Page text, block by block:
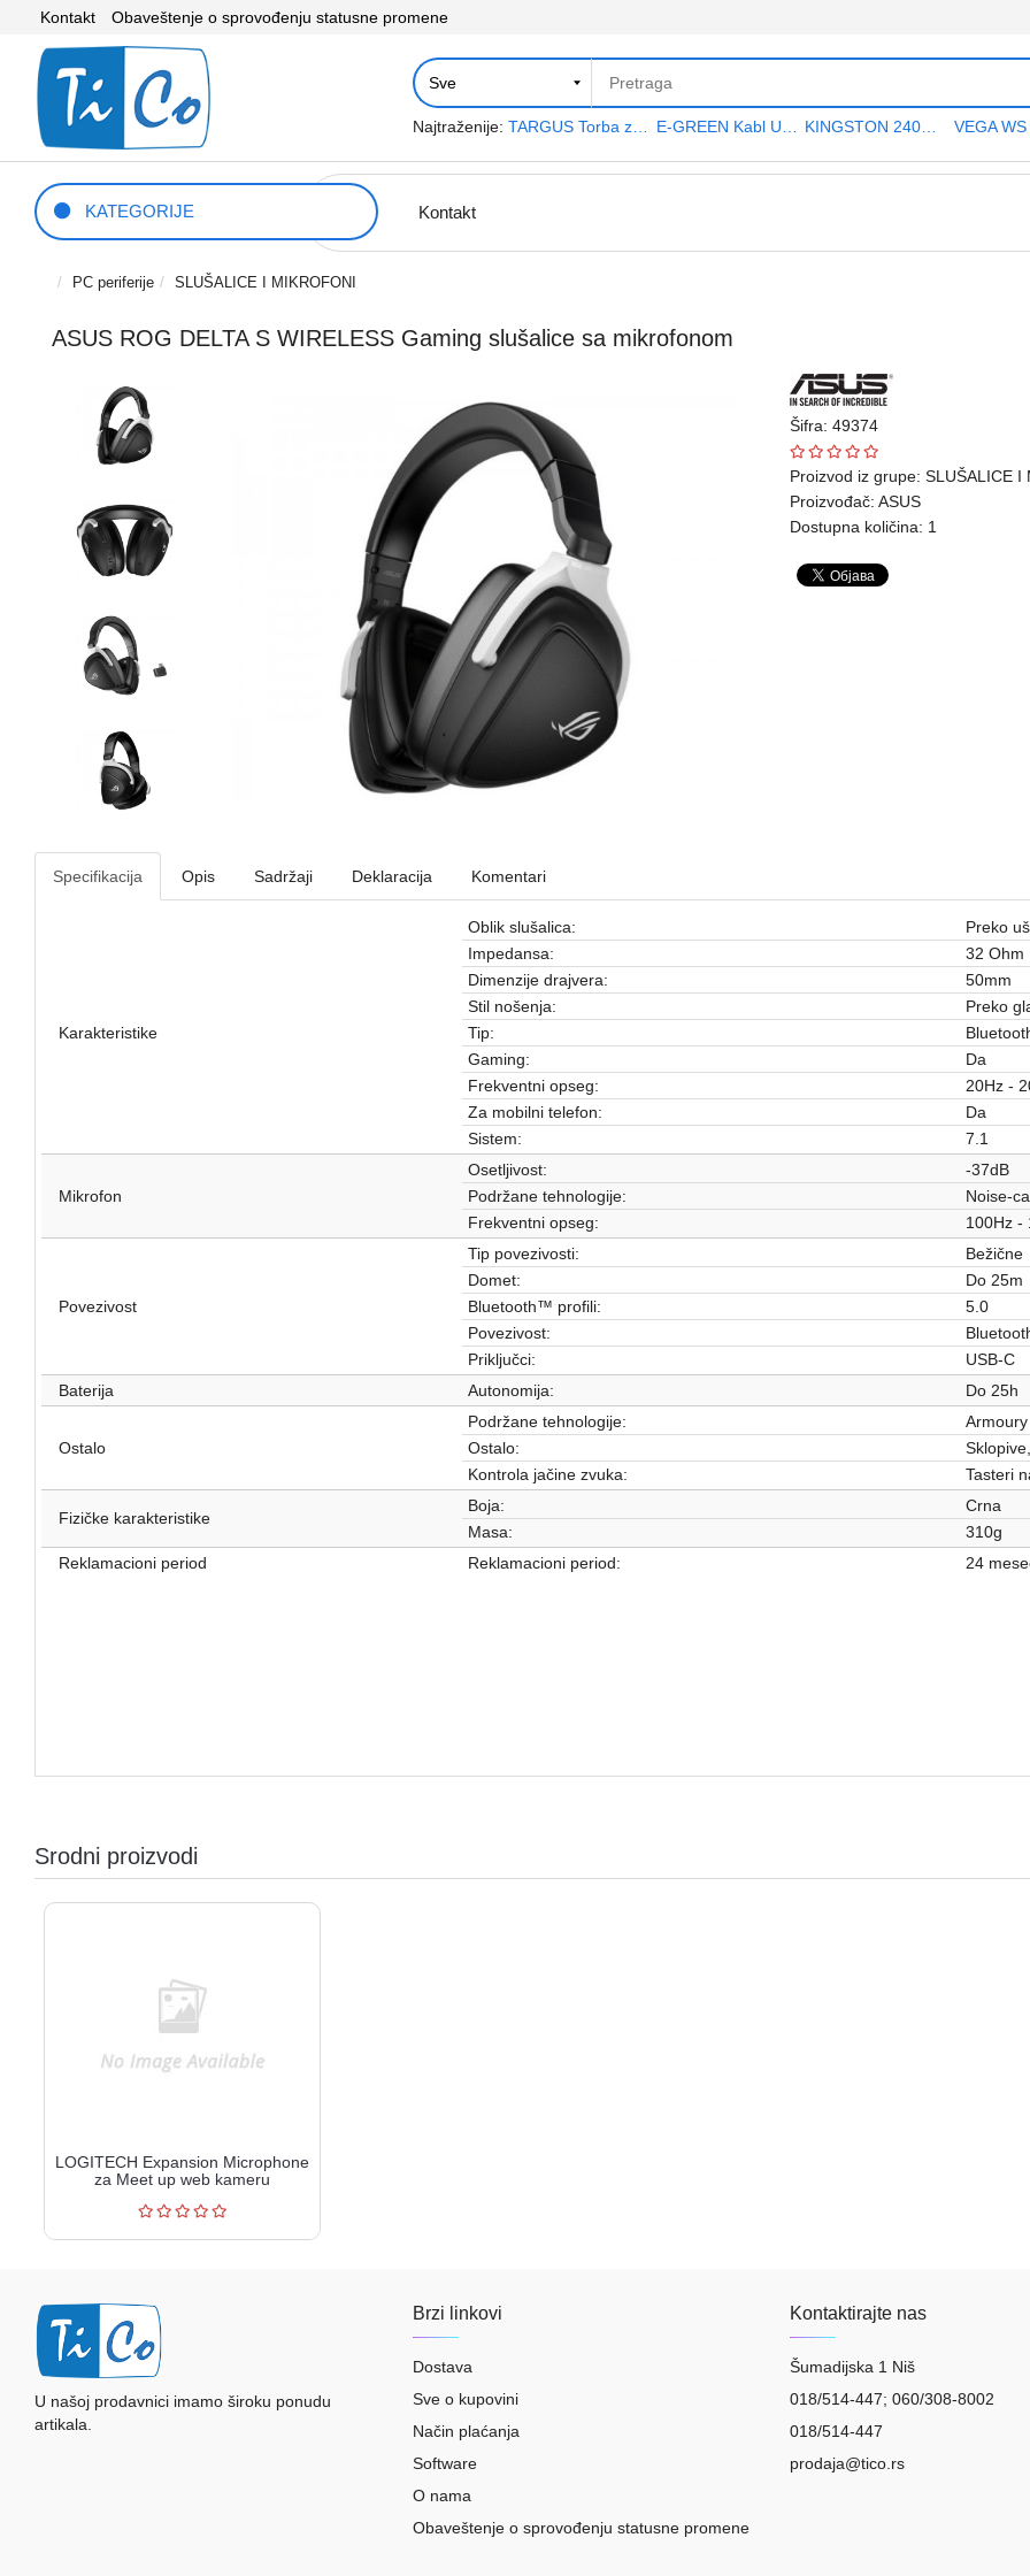
Kontakt Obaveštenje o sprovođenju statusne promene
Najtraženije: TARGUS Torba za notebook 15.6" TAR300
KATEGORIJE Kontakt
PC periferije SLUŠALICE I MIKROFONI
ASUS ROG DELTA S WIRELESS Gaming slušalice sa mikrofonom
Šifra: 49374
Proizvod iz grupe: SLUŠALICE I
Proizvođač: ASUS
Dostupna količina: 1
Specifikacija Opis Sadržaji Deklaracija Komentari
Karakteristike
Oblik slušalica:
Preko
Impedansa:
32 Ohm
Dimenzije drajvera:
50mm
Stil nošenja:
Preko
Tip:
Gaming:
Da
Frekventni opseg:
20Hz -
Za mobilni telefon:
Da
Sistem:
7.1
Mikrofon
Osetljivost:
-37dB
Podržane tehnologije:
Noise-
Frekventni opseg:
100Hz -
Povezivost
Tip povezivosti:
Bežične
Domet:
Do 25m
Bluetooth™ profili:
5.0
Povezivost:
Priključci:
USB-C
Baterija
Autonomija: Do 25h
Ostalo
Podržane tehnologije:
Ostalo:
Kontrola jačine zvuka:
Tasteri
Fizičke karakteristike
Boja:
Crna
Masa:
310g
Reklamacioni period
Reklamacioni period: 24
Srodni proizvodi
LOGITECH Expansion Microphone
za Meet up web kameru
U našoj prodavnici imamo široku ponudu
artikala.
Brzi linkovi
Dostava
Sve o kupovini
Način plaćanja
Software
O nama
Obaveštenje o sprovođenju statusne promene
Kontaktirajte nas
Šumadijska 1 Niš
018/514-447; 060/308-8002
018/514-447
prodaja@tico.rs